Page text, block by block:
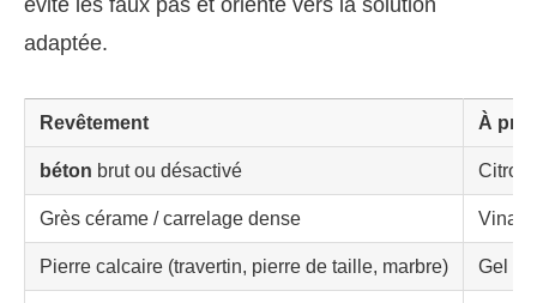
évite les faux pas et oriente vers la solution
adaptée.
Revêtement À
béton brut ou désactivé Citron
Grès cérame / carrelage dense
Pierre calcaire (travertin, pierre de taille, marbre) Gel